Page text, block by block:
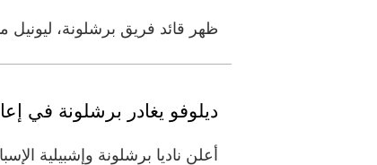
ظهر قائد فريق برشلونة، ليونيل
ديلوفو يغادر برشلونة في
أعلن ناديا برشلونة وإشبيلية